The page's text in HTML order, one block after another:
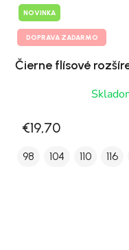
NOVINKA
DOPRAVA ZADARMO
Čierne flísové
€19,70
98 104 110 116